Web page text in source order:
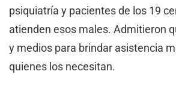
psiquiatría y pacientes de los 19
atienden esos males. Admitieron
y medios para brindar asistencia
quienes los necesitan.